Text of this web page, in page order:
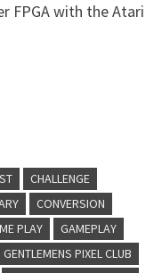
FPGA with the Atari
CHALLENGE
CONVERSION
PLAY
GAMEPLAY
GENTLEMENS PIXEL CLUB